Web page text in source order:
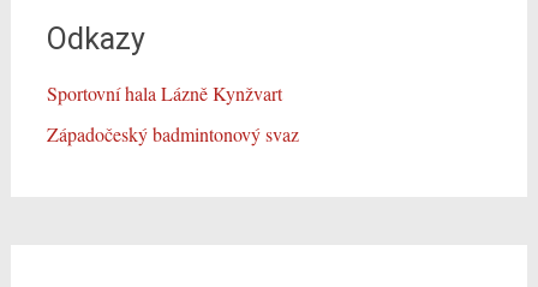
Odkazy
Sportovní hala Lázně Kynžvart
Západočeský badmintonový svaz